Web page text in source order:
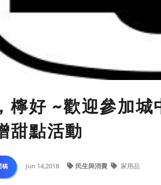
檸好 ~歡迎參加
甜點活動
稿 Jun 14,2018 民生與消費 家用品